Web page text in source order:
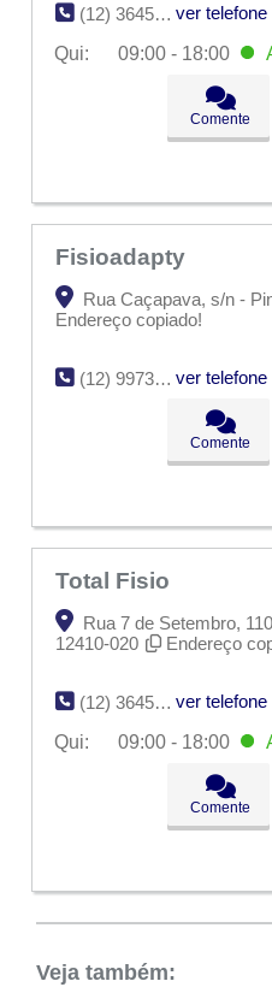
(12) 3645-6138
ver telefone
Qui:
09:00 - 18:00
09:00 - 18:00
09:00 - 18:00
09:00 - 18:00
Comente
Fisioadapty
Rua Caçapava, s/n -
Endereço copiado!
(12) 99737-1684 ver telefone
Comente
Total Fisio
Rua 7 de Setembro,
12410-020
Endereço
(12) 3645-1831
ver telefone
Qui:
09:00 - 18:00
09:00 - 18:00
09:00 - 18:00
09:00 - 18:00
Comente
Veja também: